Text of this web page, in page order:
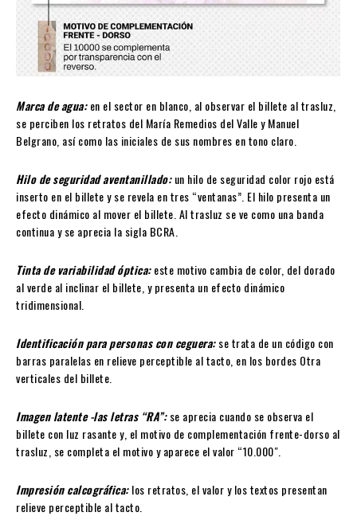
Marca de agua:en el sector en blanco, al observar el billete al trasluz,
se perciben los retratos del María Remedios del Valle y Manuel
Belgrano, así como las iniciales de sus nombres en tono claro.
Hilo de seguridad aventanillado:un hilo de seguridad color rojo está
inserto en el billete y se revela en tres “ventanas”. El hilo presenta un
efecto dinámico al mover el billete. Al trasluz se ve como una banda
continua y se aprecia la sigla BCRA.
Tinta de variabilidad óptica:este motivo cambia de color, del dorado
al verde al inclinar el billete, y presenta un efecto dinámico
tridimensional.
Identificación para personas con ceguera:se trata de un código con
barras paralelas en relieve perceptible al tacto, en los bordes Otra
verticales del billete.
Imagen latente -las letras “RA”:se aprecia cuando se observa el
billete con luz rasante y, el motivo de complementación frente-dorso al
trasluz, se completa el motivo y aparece el valor “10.000″.
Impresión calcográfica:los retratos, el valor y los textos presentan
relieve perceptible al tacto.